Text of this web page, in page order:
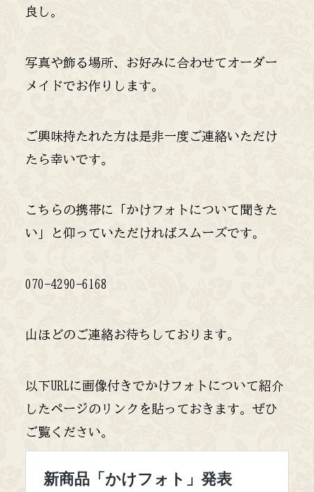
良し。
写真や飾る場所、お好みに合わせてオーダー
メイドでお作りします。
ご興味持たれた方は是非一度ご連絡いただけ
たら幸いです。
こちらの携帯に「かけフォトについて聞きた
い」と仰っていただければスムーズです。
070-4290-6168
山ほどのご連絡お待ちしております。
以下URLに画像付きでかけフォトについて紹介
したページのリンクを貼っておきます。ぜひ
ご覧ください。